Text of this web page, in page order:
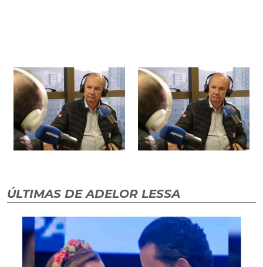
ÚLTIMAS DE ADELOR LESSA